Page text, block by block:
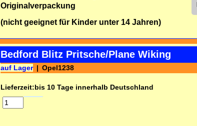
Originalverpackung
(nicht geeignet für Kinder unter 14 Jahren)
Bedford Blitz Pritsche/Plane Wiking
auf Lager Opel1238
Lieferzeit:bis 10 Tage innerhalb Deutschland